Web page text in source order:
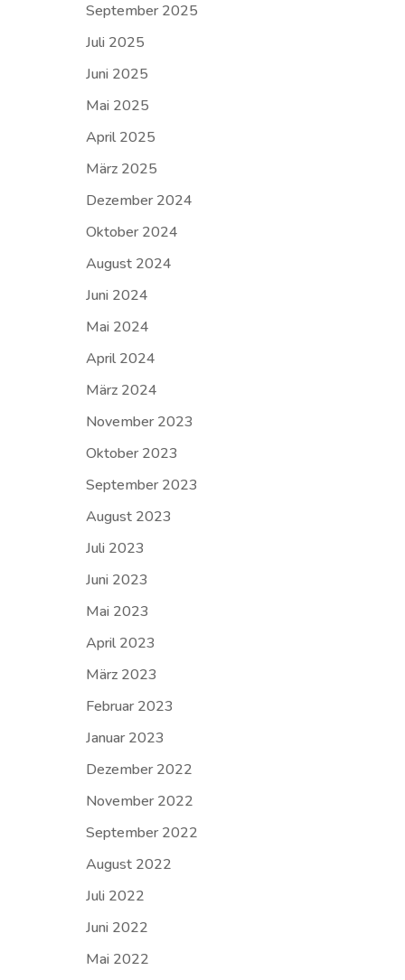
September 2025
Juli 2025
Juni 2025
Mai 2025
April 2025
März 2025
Dezember 2024
Oktober 2024
August 2024
Juni 2024
Mai 2024
April 2024
März 2024
November 2023
Oktober 2023
September 2023
August 2023
Juli 2023
Juni 2023
Mai 2023
April 2023
März 2023
Februar 2023
Januar 2023
Dezember 2022
November 2022
September 2022
August 2022
Juli 2022
Juni 2022
Mai 2022